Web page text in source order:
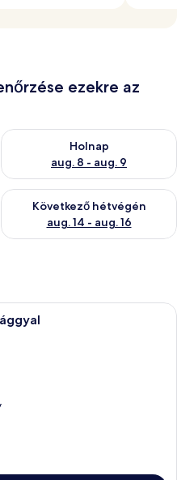
ezekre az
aug. 7 - aug. 8
Holnap
aug. 8 - aug. 9
A holnapi rendelkezésre állás
ellenőrzése: aug. 7 -
Következő hétvégén
aug. 14 - aug. 16
A következő hétvégi
Egy modern szállodaszoba,